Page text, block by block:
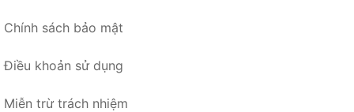
Chính sách bảo mật
Điều khoản sử dụng
Miễn trừ trách nhiệm